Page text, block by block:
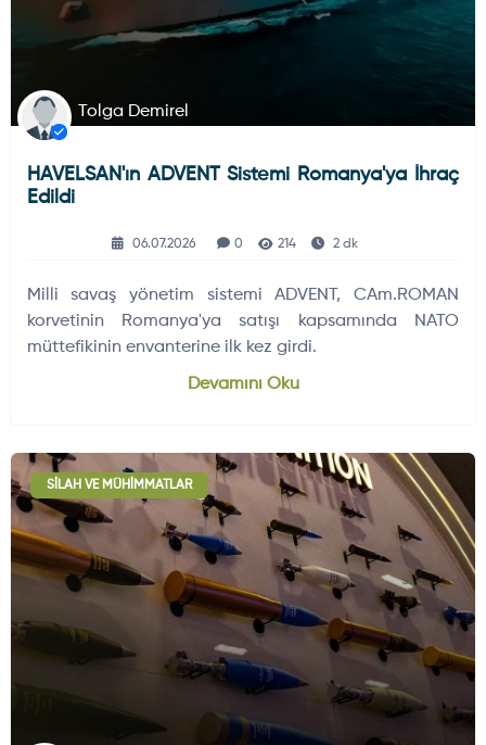
Tolga Demirel
HAVELSAN'ın ADVENT Sistemi Romanya'ya İhraç
Edildi
06.07.2026 0 214 2 dk
Milli savaş yönetim sistemi ADVENT, CAm.ROMAN
korvetinin Romanya'ya satışı kapsamında NATO
müttefikinin envanterine ilk kez girdi.
Devamını Oku
SILAH VE MÜHIMMATLAR